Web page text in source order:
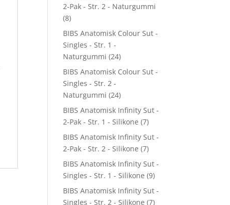
2-Pak - Str. 2 - Naturgummi
(8)
BIBS Anatomisk Colour Sut -
Singles - Str. 1 -
Naturgummi (24)
BIBS Anatomisk Colour Sut -
Singles - Str. 2 -
Naturgummi (24)
BIBS Anatomisk Infinity Sut -
2-Pak - Str. 1 - Silikone (7)
BIBS Anatomisk Infinity Sut -
2-Pak - Str. 2 - Silikone (7)
BIBS Anatomisk Infinity Sut -
Singles - Str. 1 - Silikone (9)
BIBS Anatomisk Infinity Sut -
Singles - Str. 2 - Silikone (7)